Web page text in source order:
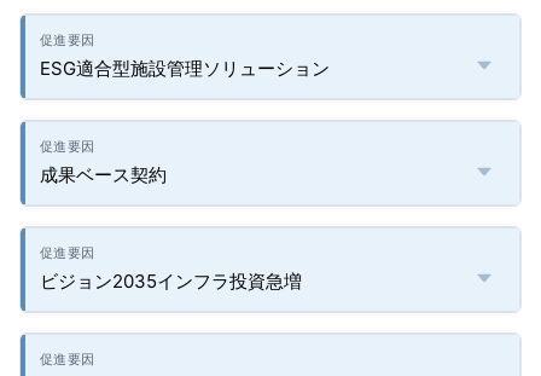
ESG適合型施設管理ソリューション
成果ベース契約
ビジョン2035インフラ投資急増